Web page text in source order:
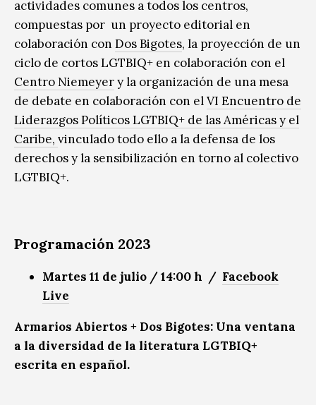
actividades comunes a todos los centros,
compuestas por un proyecto editorial en
colaboración con Dos Bigotes, la proyección de un
ciclo de cortos LGTBIQ+ en colaboración con el
Centro Niemeyery la organización de una mesa
de debate en colaboración con elVI Encuentro de
Liderazgos Políticos LGTBIQ+ de las Américas y el
Caribe, vinculado todo ello a la defensa de los
derechos y la sensibilización en torno al colectivo
LGTBIQ+.
Programación 2023
Martes 11 de julio / 14:00 h / Facebook
Live
Armarios Abiertos + Dos Bigotes: Una ventana
a la diversidad de la literatura LGTBIQ+
escrita en español.